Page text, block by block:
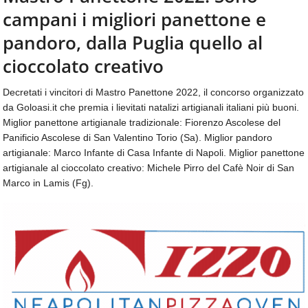
aggiornamenti
quotidiani
temi
come
ristorazione,
food
&
beverage,
catering
e
articoli
dell'alimentazione,
dei
consumi
del
CONTATTI
campani i migliori panettone e
pandoro, dalla Puglia quello al
cioccolato creativo
Decretati i vincitori di Mastro Panettone 2022, il concorso organizzato
da Goloasi.it che premia i lievitati natalizi artigianali italiani più buoni.
Miglior panettone artigianale tradizionale: Fiorenzo Ascolese del
Panificio Ascolese di San Valentino Torio (Sa). Miglior pandoro
artigianale: Marco Infante di Casa Infante di Napoli. Miglior panettone
artigianale al cioccolato creativo: Michele Pirro del Cafè Noir di San
Marco in Lamis (Fg).